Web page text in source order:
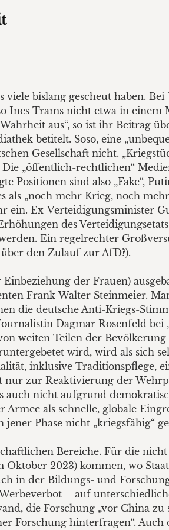
bislang gescheut haben.
Ines Trams nicht etwa in
aus“, so ist ihr Beitrag
betitelt. Soso, eine
Gesellschaft nicht.
Die „öffentlich-rechtlichen“
Positionen sind also „Fake“,
als „noch mehr Krieg, noch
ein. Ex-Verteidigungsminister
Erhöhungen des
Ein regelrechter
den Zulauf zur AfD?).
der Frauen)
Frank-Walter Steinmeier.
die deutsche Anti-Kriegs-
Dagmar Rosenfeld
weiten Teilen der
wird, wird als sich
inklusive Traditionspflege,
nur zur Reaktivierung der
auch nicht aufgrund
Armee als schnelle, globale
Phase nicht „kriegsfähig“
Bereiche. Für die
2023) kommen, wo
in der Bildungs- und
– auf
die Forschung „vor China
Forschung hinterfragen“.